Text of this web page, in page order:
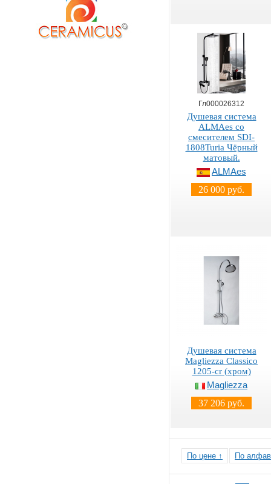
Гл000026312
Душевая система
ALMAes со
смесителем SDI-
1808Turia Чёрный
матовый.
ALMAes
26 000 руб.
Душевая система
Magliezza Classico
1205-cr (хром)
Magliezza
37 206 руб.
По цене ↑ По